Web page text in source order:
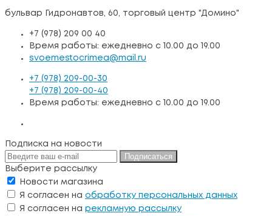
бульвар Гидронавтов, 60, торговый центр "Домино"
+7 (978) 209 00 40
Время работы: ежедневно с 10.00 до 19.00
svoemestocrimea@mail.ru
+7 (978) 209-00-30
+7 (978) 209-00-40
Время работы: ежедневно с 10.00 до 19.00
Подписка на новости
Подписаться
Выберите рассылку
Новости магазина
Я согласен на обработку персональных данных
Я согласен на рекламную рассылку